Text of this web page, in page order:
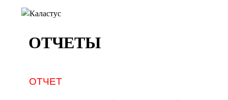
ОТЧЕТЫ
ОТЧЕТ